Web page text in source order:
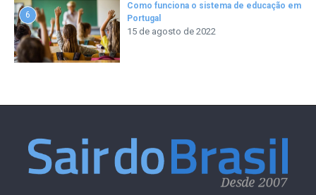
6
Como funciona o sistema de educação em
Portugal
15 de agosto de 2022